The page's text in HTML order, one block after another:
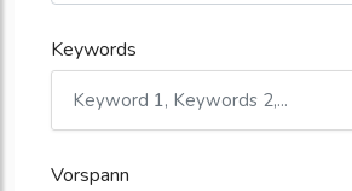
Keywords
Vorspann